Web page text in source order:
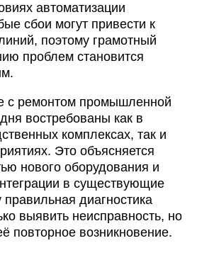
автоматизации
сбои могут привести к
поэтому грамотный
проблем становится
с ремонтом промышленной
востребованы как в
комплексах, так и
Это объясняется
нового оборудования и
в существующие
диагностика
выявить неисправность, но
повторное возникновение.